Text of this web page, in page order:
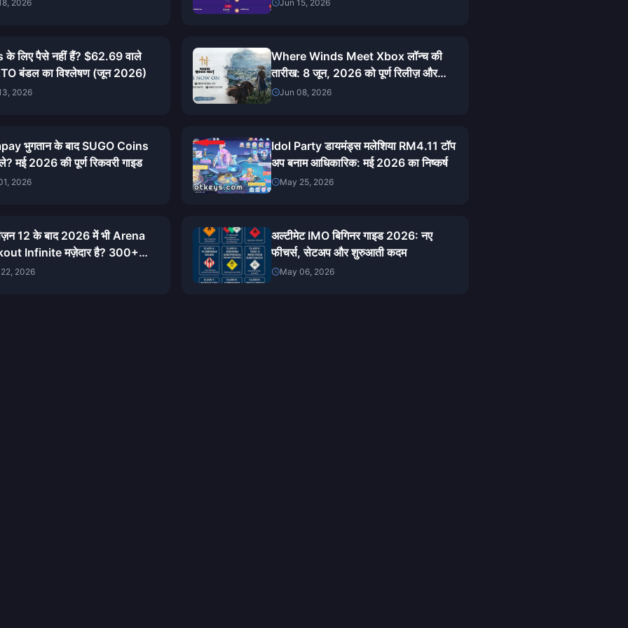
2026 Jun 15, 2026
के लिए पैसे नहीं हैं? $62.69 वाले
बंडल का विश्लेषण (जून 2026)
2026
Where Winds Meet Xbox लॉन्च की
तारीख: 8 जून, 2026 को पूर्ण रिलीज़ और
डाउनलोड गाइड
Jun 08, 2026
भुगतान के बाद SUGO Coins
मई 2026 की पूर्ण रिकवरी गाइड
2026
Idol Party डायमंड्स मलेशिया RM4.11 टॉप
अप बनाम आधिकारिक: मई 2026 का निष्कर्ष
May 25, 2026
12 के बाद 2026 में भी Arena
Infinite मज़ेदार है? 300+
मेरा ईमानदार फैसला
2026
अल्टीमेट IMO बिगिनर गाइड 2026: नए
फीचर्स, सेटअप और शुरुआती कदम
May 06, 2026